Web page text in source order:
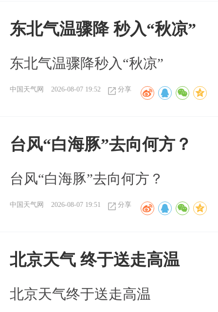
东北气温骤降 秒入“秋凉”
东北气温骤降秒入“秋凉”
中国天气网 2026-08-07 19:52 分享
台风“白海豚”去向何方？
台风“白海豚”去向何方？
中国天气网 2026-08-07 19:51 分享
北京天气 终于送走高温
北京天气终于送走高温